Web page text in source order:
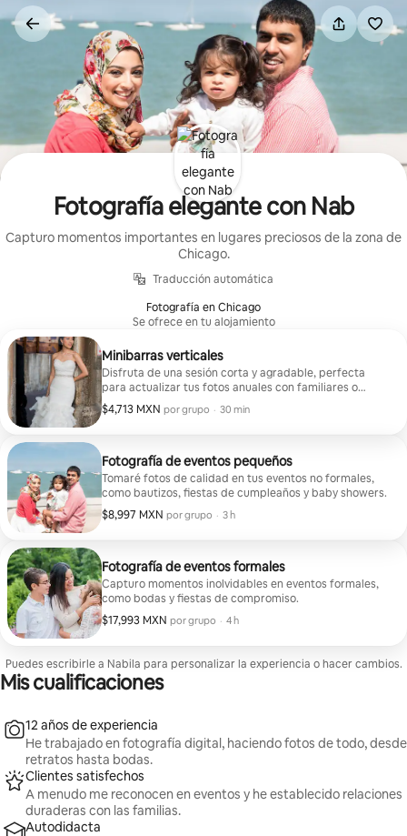
contenido
Fotografía elegante con Nab
Capturo momentos importantes en lugares preciosos de la zona de
Chicago.
Traducción automática
Fotografía en Chicago
Se ofrece en tu alojamiento
Minibarras verticales
Disfruta de una sesión corta y agradable, perfecta
para actualizar tus fotos anuales con familiares o
amigos.
$4,713 MXN por grupo
$4,713 MXN por grupo
, · 30 min
Fotografía de eventos pequeños
Tomaré fotos de calidad en tus eventos no formales,
como bautizos, fiestas de cumpleaños y baby showers.
$8,997 MXN por grupo
$8,997 MXN por grupo
, · 3 h
Fotografía de eventos formales
Capturo momentos inolvidables en eventos formales,
como bodas y fiestas de compromiso.
$17,993 MXN por grupo
$17,993 MXN por grupo
, · 4 h
Puedes escribirle a Nabila para personalizar la experiencia o hacer cambios.
Mis cualificaciones
12 años de experiencia
He trabajado en fotografía digital, haciendo fotos de todo, desde
retratos hasta bodas.
Clientes satisfechos
A menudo me reconocen en eventos y he establecido relaciones
duraderas con las familias.
Autodidacta